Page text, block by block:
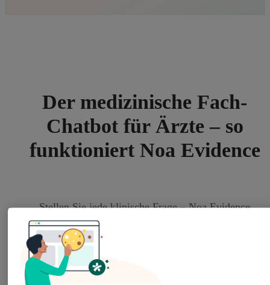
Der medizinische Fach-
Chatbot für Ärzte – so
funktioniert Noa Evidence
Stellen Sie jede klinische Frage – Noa Evidence
durchsucht tausende medizinische Fachzeitschriften,
Studienregister und klinische Leitlinien und liefert eine
klare, quellengebundene Antwort. In Sekunden.